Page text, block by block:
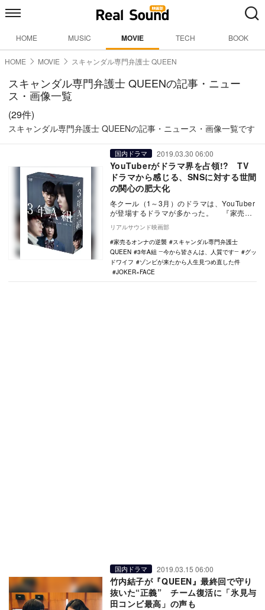
HOME MUSIC MOVIE TECH BOOK
HOME MOVIE スキャンダル専門弁護士 QUEEN
スキャンダル専門弁護士 QUEENの記事・ニュー
ス・画像一覧
(29件)
スキャンダル専門弁護士 QUEENの記事・ニュース・画像一覧です
国内ドラマ 2019.03.30 06:00
YouTuberがドラマ界を占領!? TV
ドラマから感じる、SNSに対する世間
の関心の肥大化
冬クール（1～3月）のドラマは、YouTuber
が登場するドラマが多かった。 『家売る
オンナの逆襲』（日本テレビ系）の第1話…
リアルサウンド映画部
家売るオンナの逆襲
スキャンダル専門弁護士
QUEEN
3年A組 ―今から皆さんは、人質です―
グッ
ドワイフ
ゾンビが来たから人生見つめ直した件
JOKER×FACE
国内ドラマ 2019.03.15 06:00
竹内結子が『QUEEN』最終回で守り
抜いた“正義” チーム復活に「氷見与
田コンビ最高」の声も